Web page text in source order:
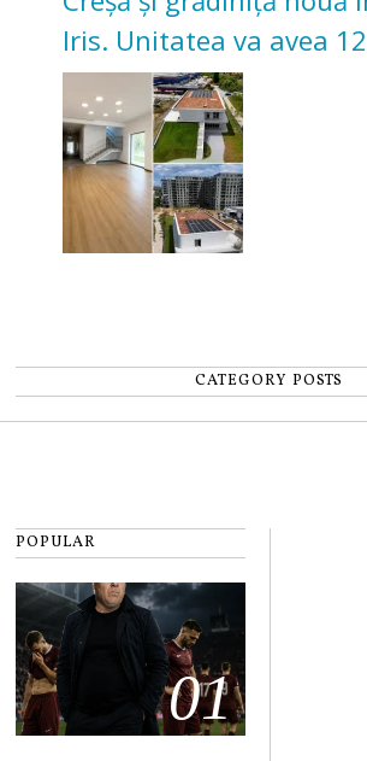
Iris. Unitatea va avea
pentru copii
CATEGORY POSTS
POPULAR
01